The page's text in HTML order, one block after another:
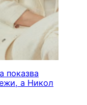
показва
а Никол